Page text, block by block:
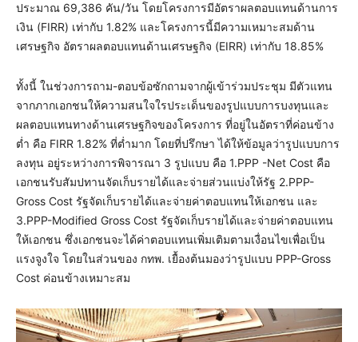
ประมาณ 69,386 คัน/วัน โดยโครงการมีอัตราผลตอบแทนด้านการ
เงิน (FIRR) เท่ากับ 1.82% และโครงการนี้มีความเหมาะสมด้าน
เศรษฐกิจ อัตราผลตอบแทนด้านเศรษฐกิจ (EIRR) เท่ากับ 18.85%
ทั้งนี้ ในช่วงการถาม-ตอบข้อซักถามจากผู้เข้าร่วมประชุม มีตัวแทน
จากภากเอกชนให้ความสนใจใรประเด็นของรูปแบบการบงทุนและ
ผลตอบแทนทางด้านเศรษฐกิจของโครงการ ที่อยู่ในอัตราที่ค่อนข้าง
ต่ำ คือ FIRR 1.82% ที่ต่ำมาก โดยที่ปรึกษา ได้ให้ข้อมูลว่ารูปแบบการ
ลงทุน อยู่ระหว่างการพิจารณา 3 รูปแบบ คือ 1.PPP -Net Cost คือ
เอกชนรับสัมปทานจัดเก็บรายได้และจ่ายส่วนแบ่งให้รัฐ 2.PPP-
Gross Cost รัฐจัดเก็บรายได้และจ่ายค่าตอบแทนให้เอกชน และ
3.PPP-Modified Gross Cost รัฐจัดเก็บรายได้และจ่ายค่าตอบแทน
ให้เอกชน ซึ่งเอกชนจะได้ค่าตอบแทนเพิ่มเติมตามเงื่อนไขเพื่อเป็น
แรงจูงใจ โดยในส่วนของ กทพ. เยื้องต้นมองว่ารูปแบบ PPP-Gross
Cost ค่อนข้างเหมาะสม